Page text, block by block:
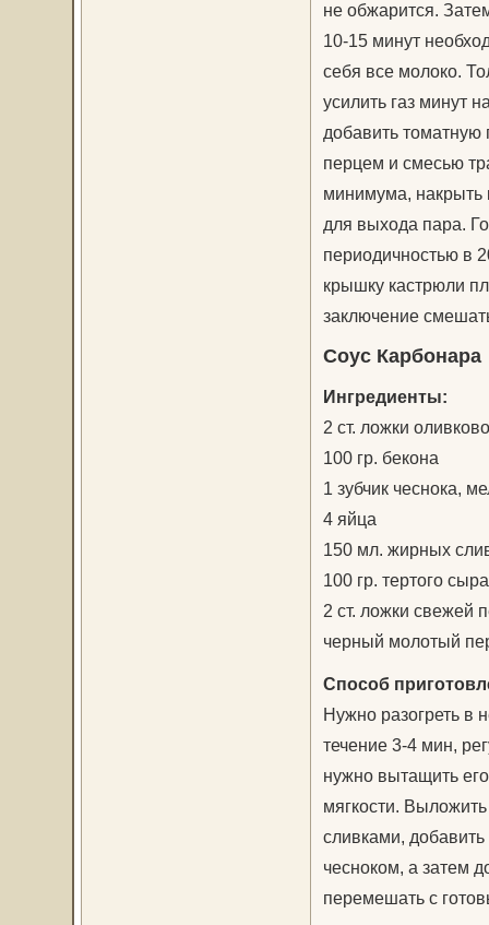
не обжарится.
10-15 минут
себя все молоко.
усилить газ минут
добавить
перцем и смесью
минимума, накрыть
для выхода пара.
периодичностью в
крышку кастрюли
заключение
Соус Карбонара
Ингредиенты:
2 ст. ложки
100 гр. бекона
1 зубчик чеснока,
4 яйца
150 мл. жирных
100 гр. тертого
2 ст. ложки свежей
черный молотый
Способ
Нужно разогреть в
течение 3-4 мин,
нужно вытащить
мягкости.
сливками,
чесноком, а затем
перемешать с